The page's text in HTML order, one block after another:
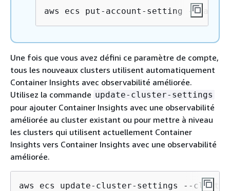
aws ecs put-account-setting --
Une fois que vous avez défini ce paramètre de compte,
tous les nouveaux clusters utilisent automatiquement
Container Insights avec observabilité améliorée.
Utilisez la commande update-cluster-settings
pour ajouter Container Insights avec une observabilité
améliorée au cluster existant ou pour mettre à niveau
les clusters qui utilisent actuellement Container
Insights vers Container Insights avec une observabilité
améliorée.
aws ecs update-cluster-settings --